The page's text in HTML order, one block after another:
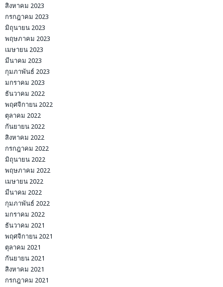
สิงหาคม 2023
กรกฎาคม 2023
มิถุนายน 2023
พฤษภาคม 2023
เมษายน 2023
มีนาคม 2023
กุมภาพันธ์ 2023
มกราคม 2023
ธันวาคม 2022
พฤศจิกายน 2022
ตุลาคม 2022
กันยายน 2022
สิงหาคม 2022
กรกฎาคม 2022
มิถุนายน 2022
พฤษภาคม 2022
เมษายน 2022
มีนาคม 2022
กุมภาพันธ์ 2022
มกราคม 2022
ธันวาคม 2021
พฤศจิกายน 2021
ตุลาคม 2021
กันยายน 2021
สิงหาคม 2021
กรกฎาคม 2021